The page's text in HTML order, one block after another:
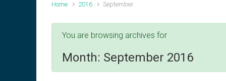
Home 2016 September
You are browsing archives for
Month: September 2016